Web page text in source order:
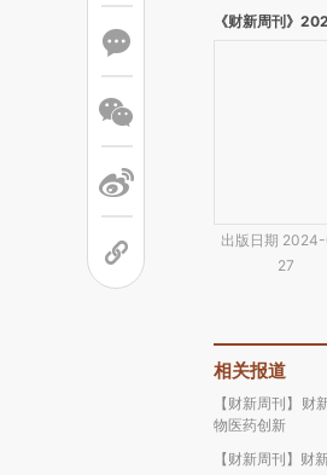
《财新周刊》
出版日期
27
相关报道
【财新周刊】财
物医药创新
【财新周刊】财